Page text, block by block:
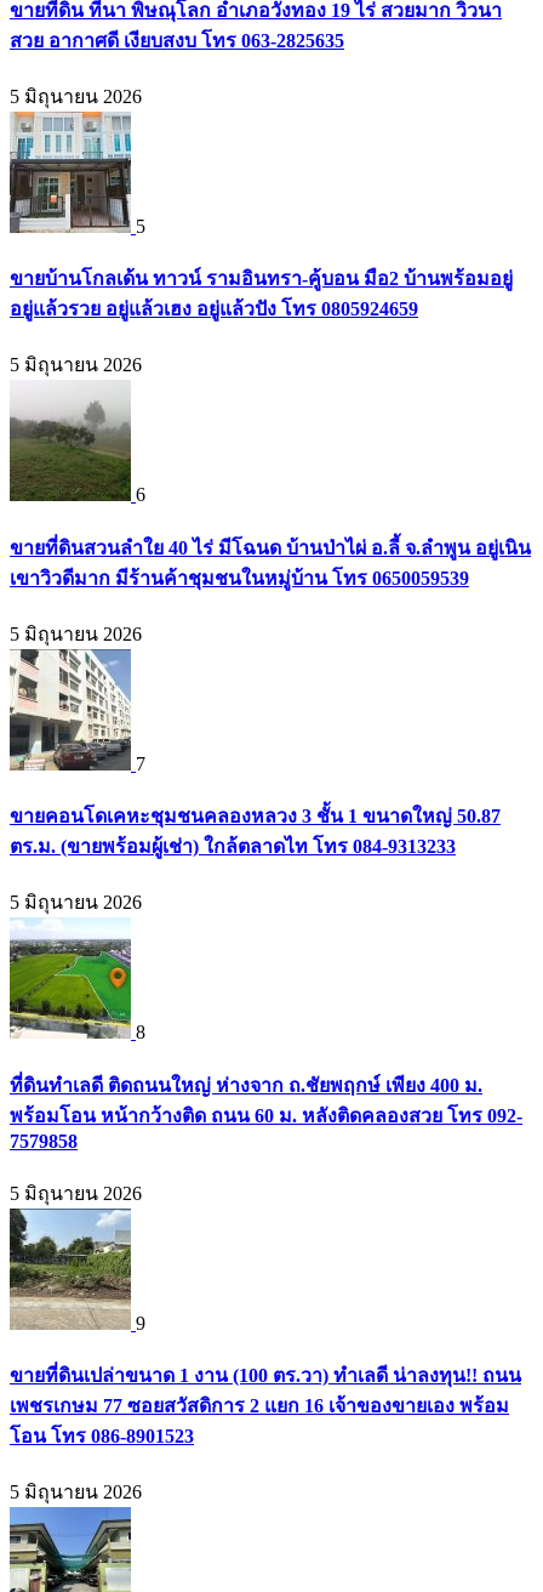
ขายที่ดิน ที่นา พิษณุโลก อำเภอวังทอง 19 ไร่ สวยมาก วิวนา
สวย อากาศดี เงียบสงบ โทร 063-2825635
5 มิถุนายน 2026
5
ขายบ้านโกลเด้น ทาวน์ รามอินทรา-คู้บอน มือ2 บ้านพร้อมอยู่
อยู่แล้วรวย อยู่แล้วเฮง อยู่แล้วปัง โทร 0805924659
5 มิถุนายน 2026
6
ขายที่ดินสวนลำใย 40 ไร่ มีโฉนด บ้านป่าไผ่ อ.ลี้ จ.ลำพูน อยู่เนิน
เขาวิวดีมาก มีร้านค้าชุมชนในหมู่บ้าน โทร 0650059539
5 มิถุนายน 2026
7
ขายคอนโดเคหะชุมชนคลองหลวง 3 ชั้น 1 ขนาดใหญ่ 50.87
ตร.ม. (ขายพร้อมผู้เช่า) ใกล้ตลาดไท โทร 084-9313233
5 มิถุนายน 2026
8
ที่ดินทำเลดี ติดถนนใหญ่ ห่างจาก ถ.ชัยพฤกษ์ เพียง 400 ม.
พร้อมโอน หน้ากว้างติด ถนน 60 ม. หลังติดคลองสวย โทร 092-
7579858
5 มิถุนายน 2026
9
ขายที่ดินเปล่าขนาด 1 งาน (100 ตร.วา) ทำเลดี น่าลงทุน!! ถนน
เพชรเกษม 77 ซอยสวัสดิการ 2 แยก 16 เจ้าของขายเอง พร้อม
โอน โทร 086-8901523
5 มิถุนายน 2026